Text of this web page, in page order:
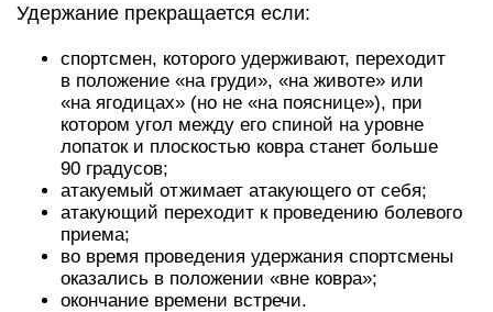
Удержание прекращается если:
спортсмен, которого удерживают, переходит
в положение «на груди», «на животе» или
«на ягодицах» (но не «на пояснице»), при
котором угол между его спиной на уровне
лопаток и плоскостью ковра станет больше
90 градусов;
атакуемый отжимает атакующего от себя;
атакующий переходит к проведению болевого
приема;
во время проведения удержания спортсмены
оказались в положении «вне ковра»;
окончание времени встречи.